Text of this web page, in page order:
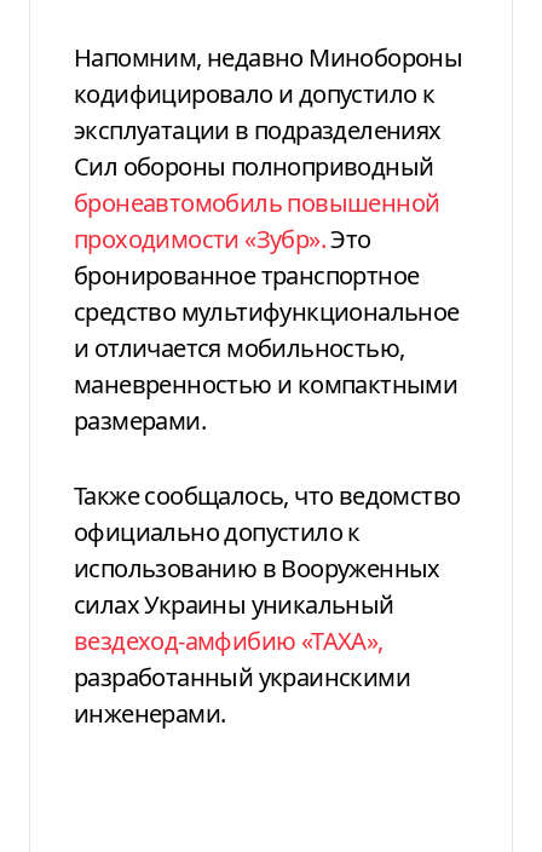
Напомним, недавно Минобороны
кодифицировало и допустило к
эксплуатации в подразделениях
Сил обороны полноприводный
бронеавтомобиль повышенной
проходимости «Зубр».Это
бронированное транспортное
средство мультифункциональное
и отличается мобильностью,
маневренностью и компактными
размерами.
Также сообщалось, что ведомство
официально допустило к
использованию в Вооруженных
силах Украины уникальный
вездеход-амфибию «ТАХА»,
разработанный украинскими
инженерами.